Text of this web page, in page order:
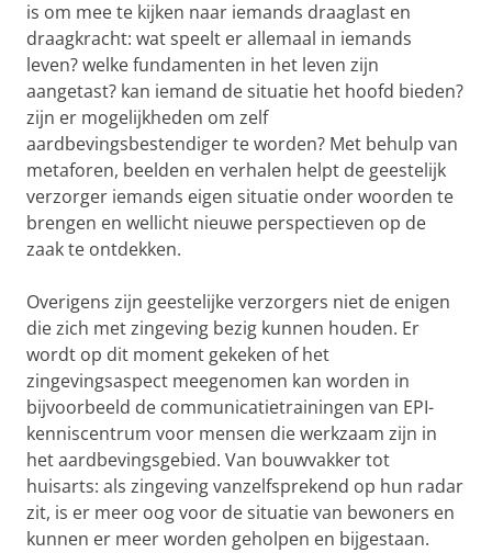
is om mee te kijken naar iemands draaglast en
draagkracht: wat speelt er allemaal in iemands
leven? welke fundamenten in het leven zijn
aangetast? kan iemand de situatie het hoofd bieden?
zijn er mogelijkheden om zelf
aardbevingsbestendiger te worden? Met behulp van
metaforen, beelden en verhalen helpt de geestelijk
verzorger iemands eigen situatie onder woorden te
brengen en wellicht nieuwe perspectieven op de
zaak te ontdekken.
Overigens zijn geestelijke verzorgers niet de enigen
die zich met zingeving bezig kunnen houden. Er
wordt op dit moment gekeken of het
zingevingsaspect meegenomen kan worden in
bijvoorbeeld de communicatietrainingen van EPI-
kenniscentrum voor mensen die werkzaam zijn in
het aardbevingsgebied. Van bouwvakker tot
huisarts: als zingeving vanzelfsprekend op hun radar
zit, is er meer oog voor de situatie van bewoners en
kunnen er meer worden geholpen en bijgestaan.